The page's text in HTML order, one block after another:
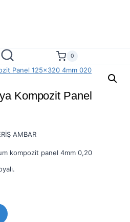
0
Kompozit Panel
AMBAR
kompozit panel 4mm 0,20